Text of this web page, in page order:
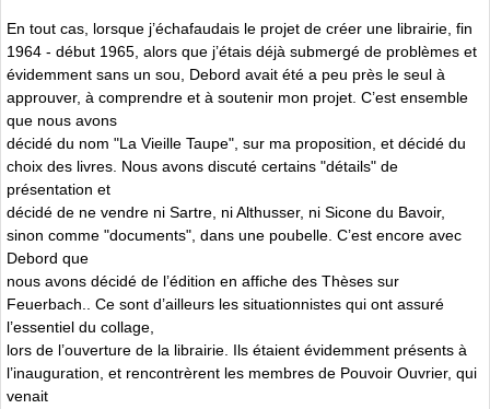
En tout cas, lorsque j’échafaudais le projet de créer une librairie, fin
1964 - début 1965, alors que j’étais déjà submergé de problèmes et
évidemment sans un sou, Debord avait été a peu près le seul à
approuver, à comprendre et à soutenir mon projet. C’est ensemble
que nous avons
décidé du nom "La Vieille Taupe", sur ma proposition, et décidé du
choix des livres. Nous avons discuté certains "détails" de
présentation et
décidé de ne vendre ni Sartre, ni Althusser, ni Sicone du Bavoir,
sinon comme "documents", dans une poubelle. C’est encore avec
Debord que
nous avons décidé de l’édition en affiche des Thèses sur
Feuerbach.. Ce sont d’ailleurs les situationnistes qui ont assuré
l’essentiel du collage,
lors de l’ouverture de la librairie. Ils étaient évidemment présents à
l’inauguration, et rencontrèrent les membres de Pouvoir Ouvrier, qui
venait